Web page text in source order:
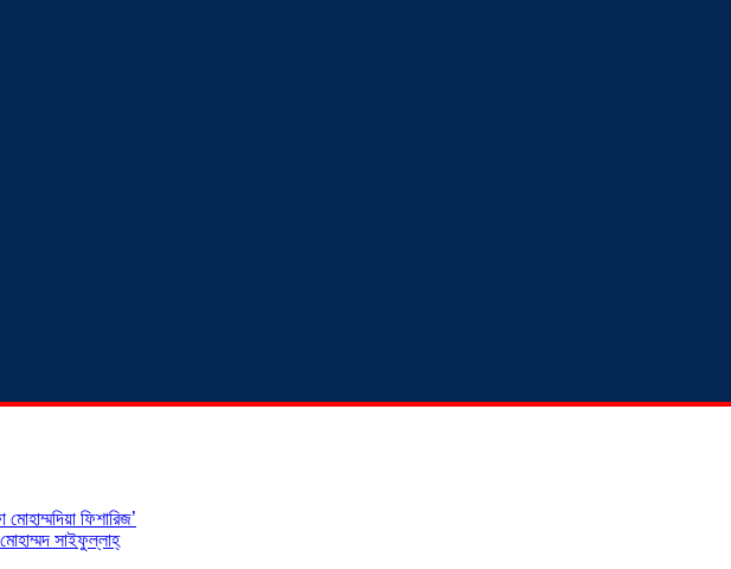
ফিশারিজ’
সাইফুল্লাহ্